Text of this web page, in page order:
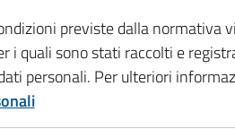
previste dalla normativa
i quali sono stati raccolti e
personali. Per ulteriori